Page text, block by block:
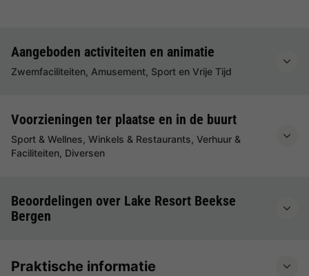
Aangeboden activiteiten en animatie
Zwemfaciliteiten, Amusement, Sport en Vrije Tijd
Voorzieningen ter plaatse en in de buurt
Sport & Wellnes, Winkels & Restaurants, Verhuur &
Faciliteiten, Diversen
Beoordelingen over Lake Resort Beekse
Bergen
Praktische informatie